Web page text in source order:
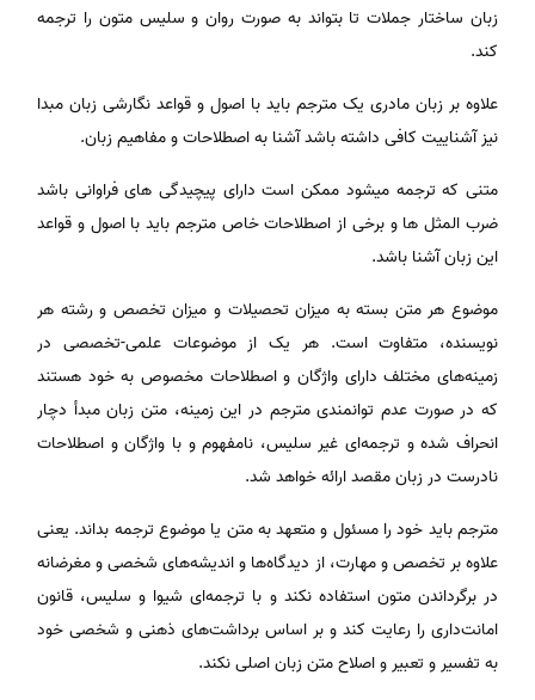
زبان ساختار جملات تا بتواند به صورت روان و سلیس متون را ترجمه
کند.
علاوه بر زبان مادری یک مترجم باید با اصول و قواعد نگارشی زبان مبدا
نیز آشناییت کافی داشته باشد آشنا به اصطلاحات و مفاهیم زبان.
متنی که ترجمه میشود ممکن است دارای پیچیدگی های فراوانی باشد
ضرب المثل ها و برخی از اصطلاحات خاص مترجم باید با اصول و قواعد
این زبان آشنا باشد.
موضوع هر متن بسته به میزان تحصیلات و میزان تخصص و رشته هر
نویسنده، متفاوت است. هر یک از موضوعات علمی-تخصصی در
زمینه‌های مختلف دارای واژگان و اصطلاحات مخصوص به خود هستند
که در صورت عدم توانمندی مترجم در این زمینه، متن زبان مبدأ دچار
انحراف شده و ترجمه‌ای غیر سلیس، نامفهوم و با واژگان و اصطلاحات
نادرست در زبان مقصد ارائه خواهد شد.
مترجم باید خود را مسئول و متعهد به متن یا موضوع ترجمه بداند. یعنی
علاوه بر تخصص و مهارت، از دیدگاه‌ها و اندیشه‌های شخصی و مغرضانه
در برگرداندن متون استفاده نکند و با ترجمه‌ای شیوا و سلیس، قانون
امانت‌داری را رعایت کند و بر اساس برداشت‌های ذهنی و شخصی خود
به تفسیر و تعبیر و اصلاح متن زبان اصلی نکند.